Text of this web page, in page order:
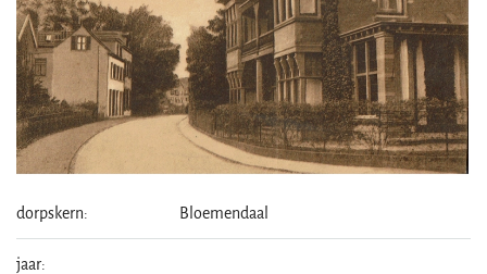
dorpskern: Bloemendaal
jaar: